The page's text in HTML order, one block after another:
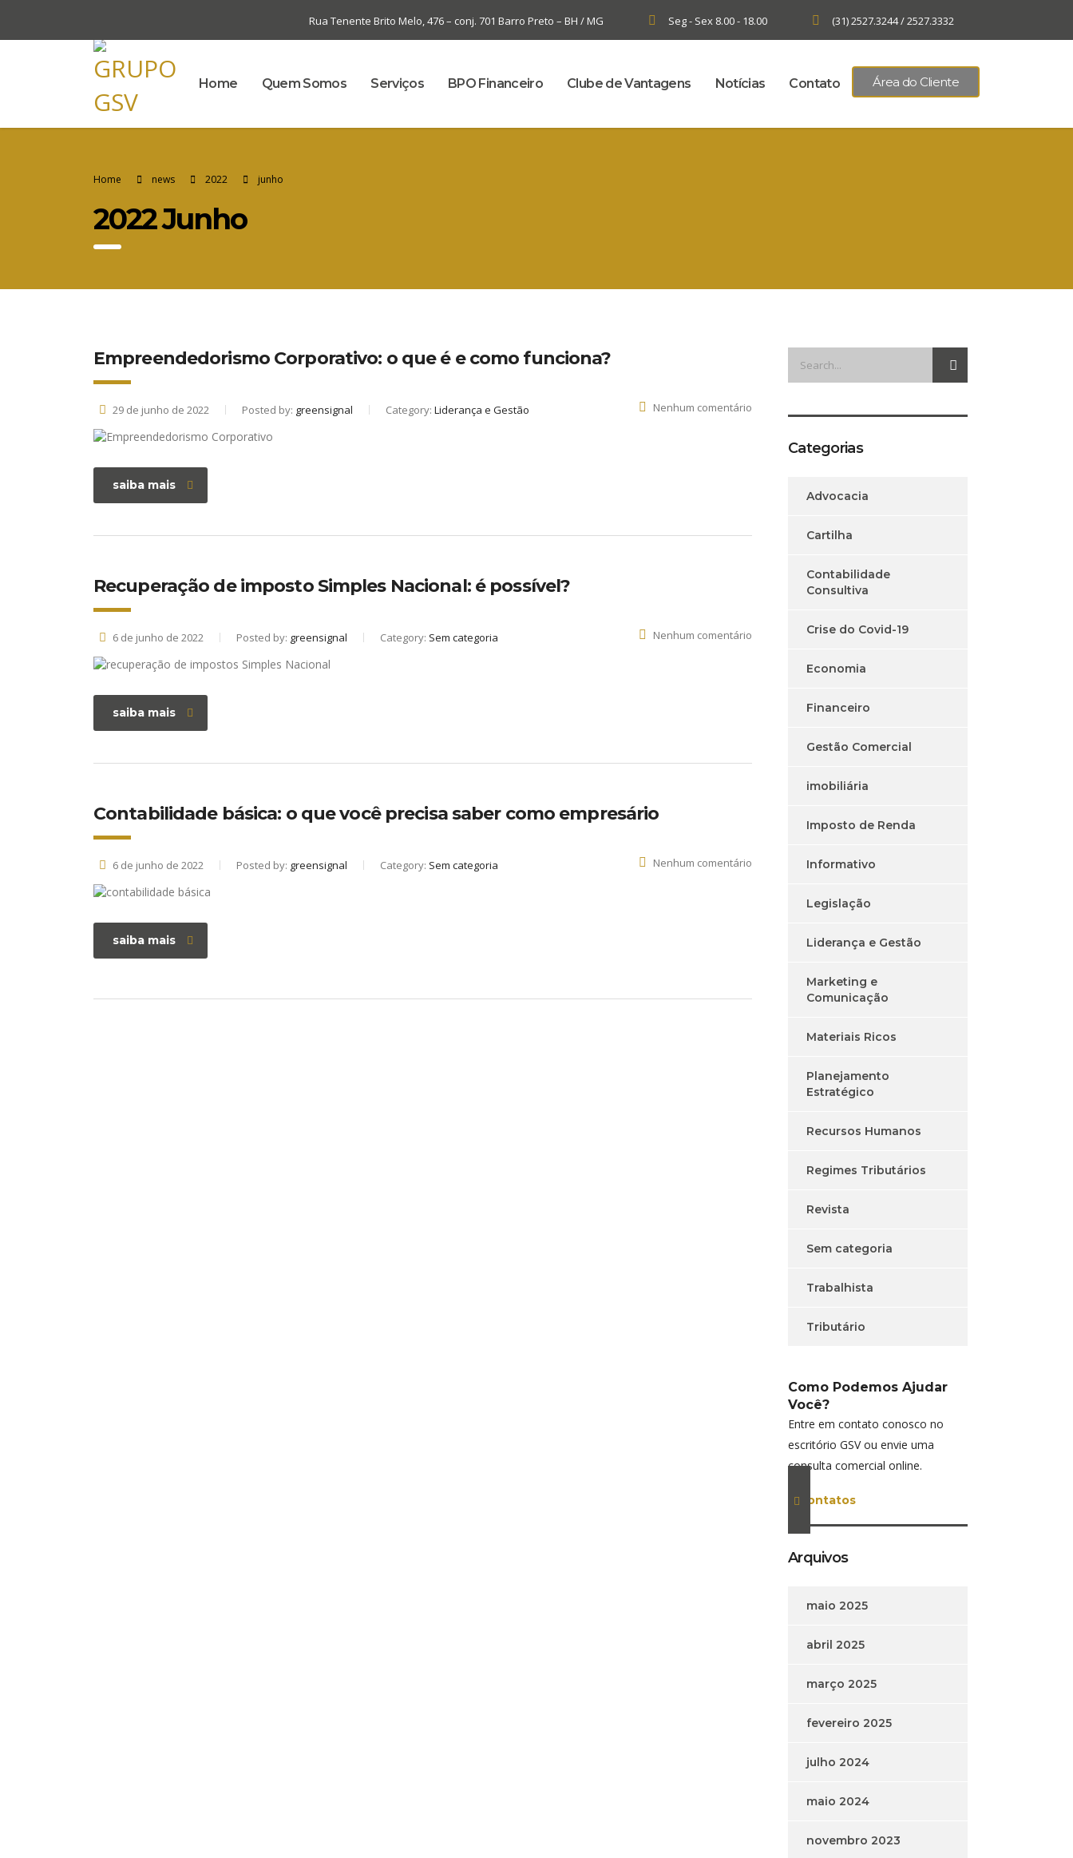
Rua Tenente Brito Melo, 476 – conj. 701 Barro Preto – BH / MG Seg - Sex 8.00 - 18.00 (31) 2527.3244 / 2527.3332
Home Quem Somos Serviços BPO Financeiro Clube de Vantagens Notícias Contato Área do Cliente
Home news 2022 junho
2022 Junho
Empreendedorismo Corporativo: o que é e como funciona?
29 de junho de 2022 Posted by: greensignal Category: Liderança e Gestão Nenhum comentário
saiba mais
Recuperação de imposto Simples Nacional: é possível?
6 de junho de 2022 Posted by: greensignal Category: Sem categoria Nenhum comentário
saiba mais
Contabilidade básica: o que você precisa saber como empresário
6 de junho de 2022 Posted by: greensignal Category: Sem categoria Nenhum comentário
saiba mais
Categorias
Advocacia
Cartilha
Contabilidade
Consultiva
Crise do Covid-19
Economia
Financeiro
Gestão Comercial
imobiliária
Imposto de Renda
Informativo
Legislação
Liderança e Gestão
Marketing e
Comunicação
Materiais Ricos
Planejamento
Estratégico
Recursos Humanos
Regimes Tributários
Revista
Sem categoria
Trabalhista
Tributário
Como Podemos Ajudar
Você?
Entre em contato conosco no
escritório GSV ou envie uma
consulta comercial online.
contatos
Arquivos
maio 2025
abril 2025
março 2025
fevereiro 2025
julho 2024
maio 2024
novembro 2023